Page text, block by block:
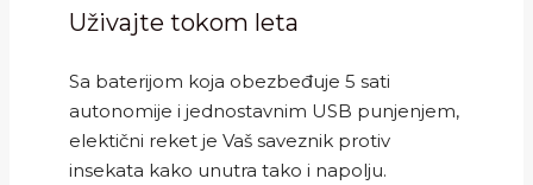
Uživajte tokom leta
Sa baterijom koja obezbeđuje 5 sati
autonomije i jednostavnim USB punjenjem,
elektični reket je Vaš saveznik protiv
insekata kako unutra tako i napolju.